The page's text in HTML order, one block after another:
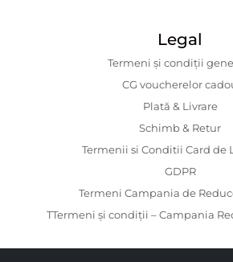
Legal
Termeni și condiții
CG voucherelor
Plată & Livrare
Schimb & Retur
Termenii si Conditii Card de
GDPR
Termeni Campania de
TTermeni și condiții – Campania